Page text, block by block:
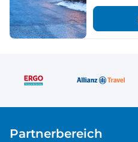
Partnerbereich